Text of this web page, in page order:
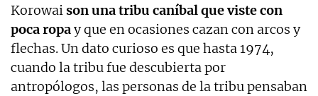
Korowaison una tribu caníbal que viste con
poca ropay que en ocasiones cazan con arcos y
flechas. Un dato curioso es que hasta 1974,
cuando la tribu fue descubierta por
antropólogos, las personas de la tribu pensaban